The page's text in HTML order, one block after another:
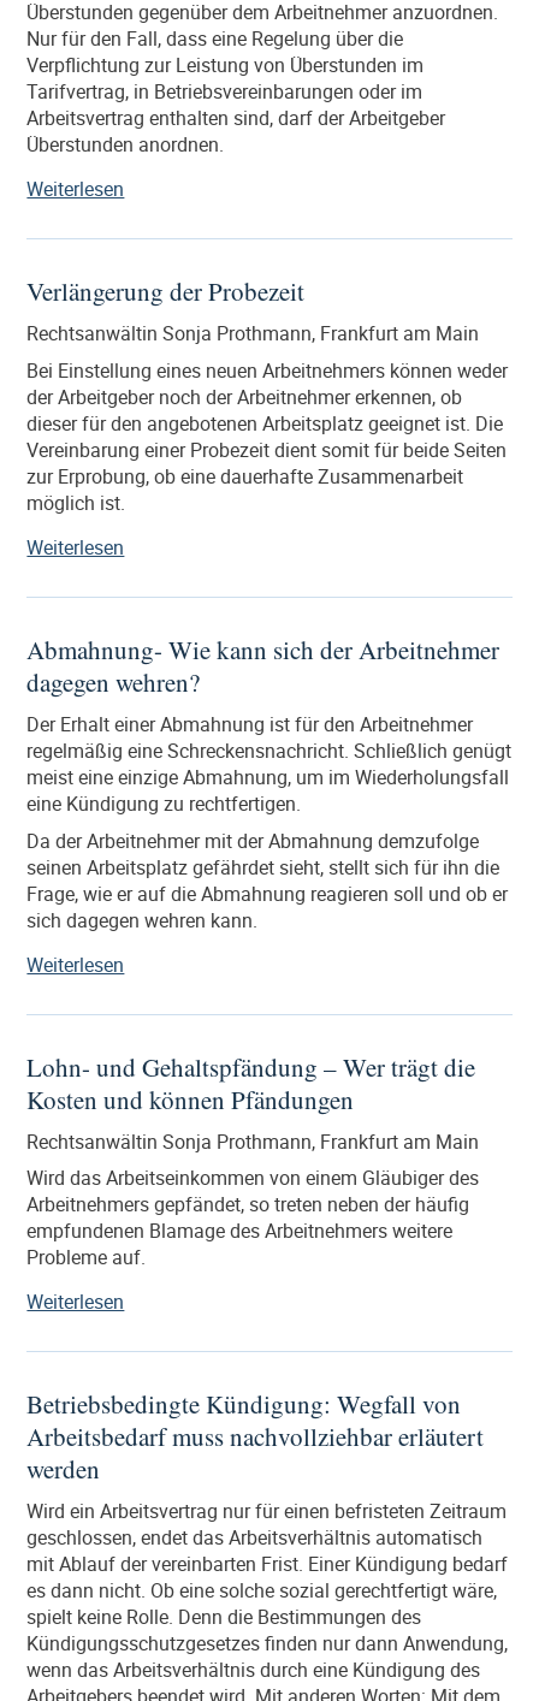
Überstunden gegenüber dem Arbeitnehmer anzuordnen.
Nur für den Fall, dass eine Regelung über die
Verpflichtung zur Leistung von Überstunden im
Tarifvertrag, in Betriebsvereinbarungen oder im
Arbeitsvertrag enthalten sind, darf der Arbeitgeber
Überstunden anordnen.
Weiterlesen
Anspruch
Arbeitnehmers
auf
Vergütung?“
Verlängerung der Probezeit
Rechtsanwältin Sonja Prothmann, Frankfurt am Main
Bei Einstellung eines neuen Arbeitnehmers können weder
der Arbeitgeber noch der Arbeitnehmer erkennen, ob
dieser für den angebotenen Arbeitsplatz geeignet ist. Die
Vereinbarung einer Probezeit dient somit für beide Seiten
zur Erprobung, ob eine dauerhafte Zusammenarbeit
möglich ist.
Weiterlesen
Probezeit“
Abmahnung- Wie kann sich der Arbeitnehmer
dagegen wehren?
Der Erhalt einer Abmahnung ist für den Arbeitnehmer
regelmäßig eine Schreckensnachricht. Schließlich genügt
meist eine einzige Abmahnung, um im Wiederholungsfall
eine Kündigung zu rechtfertigen.
Da der Arbeitnehmer mit der Abmahnung demzufolge
seinen Arbeitsplatz gefährdet sieht, stellt sich für ihn die
Frage, wie er auf die Abmahnung reagieren soll und ob er
sich dagegen wehren kann.
Weiterlesen
kann
der
Arbeitnehmer
wehren?“
Lohn- und Gehaltspfändung – Wer trägt die
Kosten und können Pfändungen
Rechtsanwältin Sonja Prothmann, Frankfurt am Main
Wird das Arbeitseinkommen von einem Gläubiger des
Arbeitnehmers gepfändet, so treten neben der häufig
empfundenen Blamage des Arbeitnehmers weitere
Probleme auf.
Weiterlesen
Gehaltspfändung
Wer
trägt
und
können
Pfändungen“
Betriebsbedingte Kündigung: Wegfall von
Arbeitsbedarf muss nachvollziehbar erläutert
werden
Wird ein Arbeitsvertrag nur für einen befristeten Zeitraum
geschlossen, endet das Arbeitsverhältnis automatisch
mit Ablauf der vereinbarten Frist. Einer Kündigung bedarf
es dann nicht. Ob eine solche sozial gerechtfertigt wäre,
spielt keine Rolle. Denn die Bestimmungen des
Kündigungsschutzgesetzes finden nur dann Anwendung,
wenn das Arbeitsverhältnis durch eine Kündigung des